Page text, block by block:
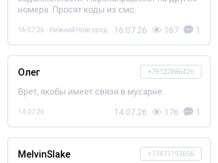
номера. Просят коды из смс.
16.07.26 - Нижний Новгород 16.07.26 167 1
+79122886426
Олег
Врет, якобы имеет связи в мусарне.
14.07.26 14.07.26 176 1
+77471193656
MelvinSlake